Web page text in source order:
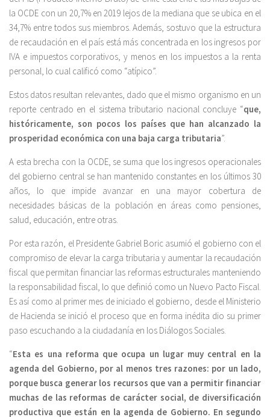
la OCDE con un 20,7% en 2019 lejos de la mediana que se ubica en el
34,7% entre todos sus miembros. Además, sostuvo que la estructura
de recaudación en el país está más concentrada en los ingresos por
IVA e impuestos corporativos, y menos en los impuestos a la renta
personal, lo cual calificó como “atípico”.
Estos datos resultan relevantes, dado que el mismo organismo en un
reporte centrado en el sistema tributario nacional concluye “que,
históricamente, son pocos los países que han alcanzado la
prosperidad económica con una baja carga tributaria”.
A esta brecha con la OCDE, se suma que los ingresos operacionales
del gobierno central se han mantenido constantes en los últimos 30
años, lo que impide avanzar en una mayor cobertura de
necesidades básicas de la población en áreas como pensiones,
salud, educación, entre otras.
Por esta razón, el Presidente Gabriel Boric asumió el gobierno con el
compromiso de elevar la carga tributaria y aumentar la recaudación
fiscal que permitan financiar las reformas estructurales manteniendo
la responsabilidad fiscal, lo que definió como un Nuevo Pacto Fiscal.
Es así como al primer mes de iniciado el gobierno, desde el Ministerio
de Hacienda se inició el proceso que en forma inédita dio su primer
paso escuchando a la ciudadanía en los Diálogos Sociales.
“Esta es una reforma que ocupa un lugar muy central en la
agenda del Gobierno, por al menos tres razones: por un lado,
porque busca generar los recursos que van a permitir financiar
muchas de las reformas de carácter social, de diversificación
productiva que están en la agenda de Gobierno. En segundo